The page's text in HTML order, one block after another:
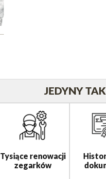
JEDYNY
Tysiące renowacji
zegarków